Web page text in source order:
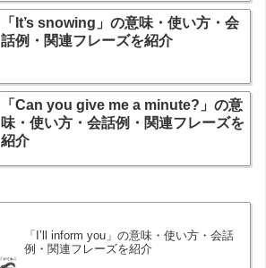
「It’s snowing」の意味・使い方・会
話例・関連フレーズを紹介
「Can you give me a minute?」の意
味・使い方・会話例・関連フレーズを
紹介
「I’ll inform you」の意味・使い方・会話
例・関連フレーズを紹介